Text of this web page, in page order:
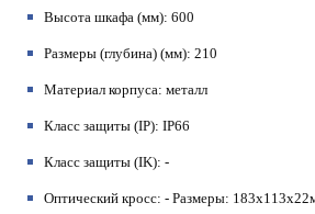
Высота шкафа (мм): 600
Размеры (глубина) (мм): 210
Материал корпуса: металл
Класс защиты (IP): IP66
Класс защиты (IK): -
Оптический кросс: - Размеры: